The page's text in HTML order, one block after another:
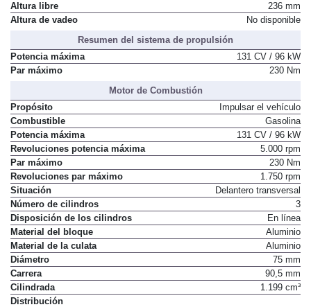
Altura libre
236 mm
Altura de vadeo
No disponible
Resumen del sistema de propulsión
Potencia máxima
131 CV / 96 kW
Par máximo
230 Nm
Motor de Combustión
Propósito
Impulsar el vehículo
Combustible
Gasolina
Potencia máxima
131 CV / 96 kW
Revoluciones potencia máxima
5.000 rpm
Par máximo
230 Nm
Revoluciones par máximo
1.750 rpm
Situación
Delantero transversal
Número de cilindros
3
Disposición de los cilindros
En línea
Material del bloque
Aluminio
Material de la culata
Aluminio
Diámetro
75 mm
Carrera
90,5 mm
Cilindrada
1.199 cm³
Distribución